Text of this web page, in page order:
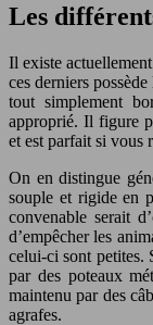
Les
Il existe
ces derniers
tout simplement
approprié. Il figure
et est parfait si vous
On en distingue
souple et rigide en
convenable serait
d’empêcher les
celui-ci sont petites.
par des poteaux
maintenu par des
agrafes.